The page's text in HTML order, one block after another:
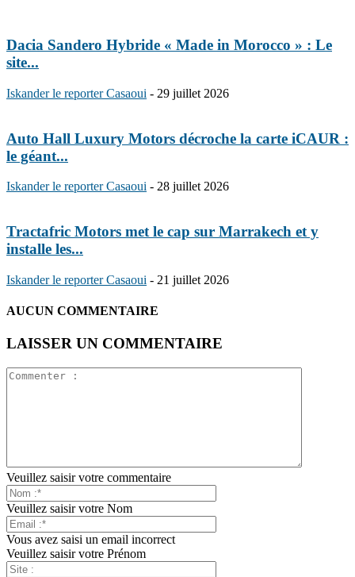
Dacia Sandero Hybride « Made in Morocco » : Le
site...
Iskander le reporter Casaoui - 29 juillet 2026
Auto Hall Luxury Motors décroche la carte iCAUR :
le géant...
Iskander le reporter Casaoui - 28 juillet 2026
Tractafric Motors met le cap sur Marrakech et y
installe les...
Iskander le reporter Casaoui - 21 juillet 2026
AUCUN COMMENTAIRE
LAISSER UN COMMENTAIRE
Veuillez saisir votre commentaire
Veuillez saisir votre Nom
Vous avez saisi un email incorrect
Veuillez saisir votre Prénom